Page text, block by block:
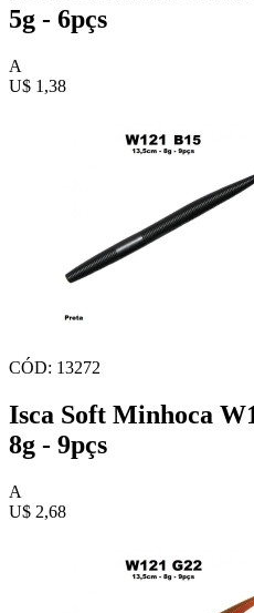
5g - 6pçs
A
U$ 1,38
CÓD: 13272
Isca Soft Minhoca
8g - 9pçs
A
U$ 2,68